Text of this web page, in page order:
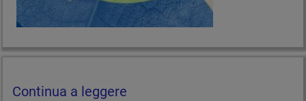
Continua a leggere